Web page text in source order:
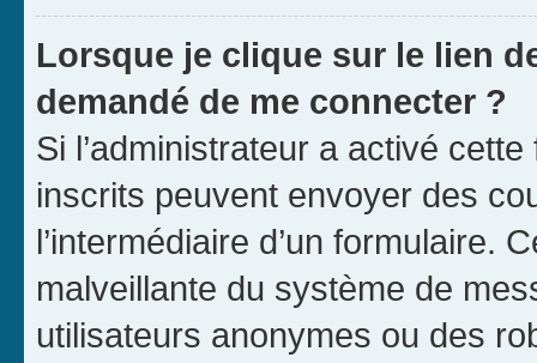
Lorsque je clique sur le lien
demandé de me connecter ?
Si l’administrateur a activé
inscrits peuvent envoyer des
l’intermédiaire d’un formulaire.
malveillante du système de
utilisateurs anonymes ou des